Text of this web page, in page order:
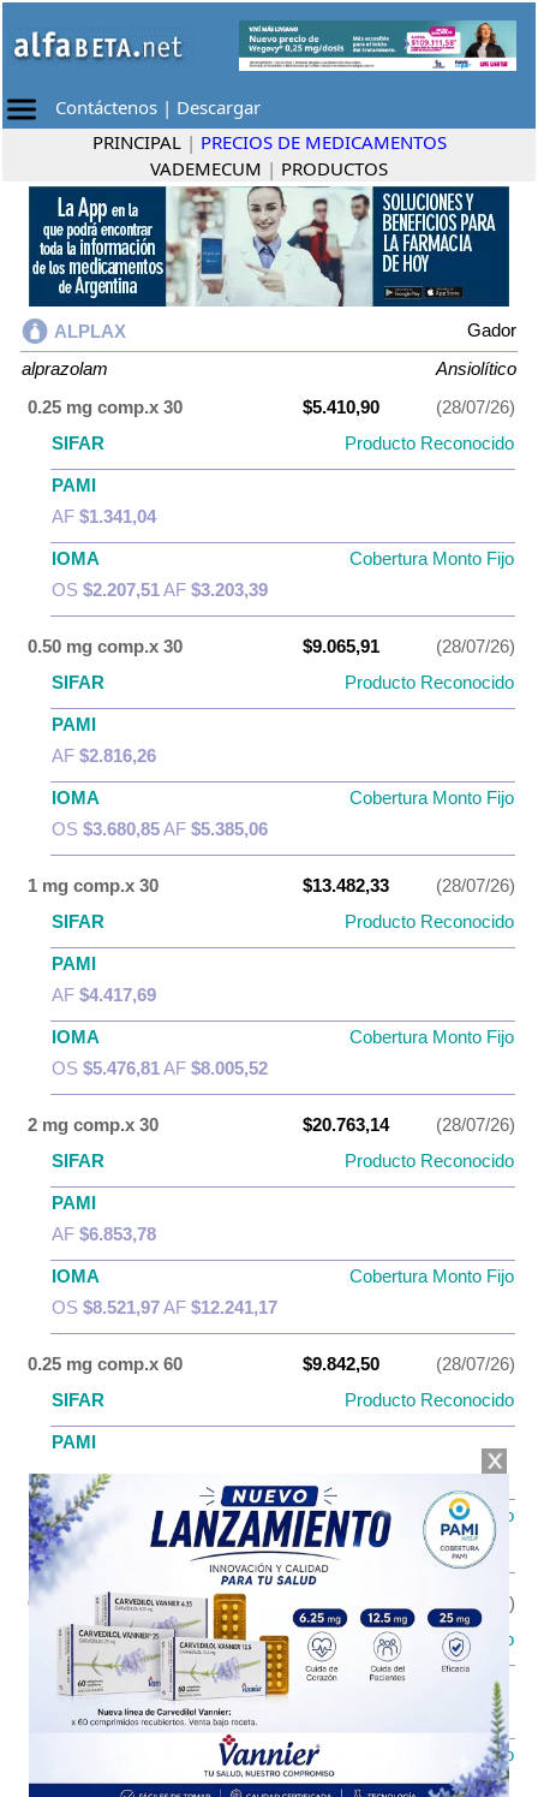
Contáctenos | Descargar
PRINCIPAL | PRECIOS DE MEDICAMENTOS
VADEMECUM | PRODUCTOS
ALPLAX
Gador
alprazolam
Ansiolítico
0.25 mg comp.x 30
$5.410,90
(28/07/26)
SIFAR
Producto Reconocido
PAMI
AF $1.341,04
IOMA
Cobertura Monto Fijo
OS $2.207,51AF $3.203,39
0.50 mg comp.x 30 $9.065,91
(28/07/26)
SIFAR
Producto Reconocido
PAMI
AF $2.816,26
IOMA
Cobertura Monto Fijo
OS $3.680,85AF $5.385,06
1 mg comp.x 30 $13.482,33
(28/07/26)
SIFAR
Producto Reconocido
PAMI
AF $4.417,69
IOMA
Cobertura Monto Fijo
OS $5.476,81AF $8.005,52
2 mg comp.x 30 $20.763,14
(28/07/26)
SIFAR
Producto Reconocido
PAMI
AF $6.853,78
IOMA
Cobertura Monto Fijo
OS $8.521,97AF $12.241,17
0.25 mg comp.x 60 $9.842,50
(28/07/26)
SIFAR
Producto Reconocido
PAMI
AF
$2.707,28
IOMA
Cobertura Monto Fijo
OS
$4.044,37AF$5.798,13
0.50 mg comp.x 60
(28/07/26)
SIFAR
Producto Reconocido
PAMI
$5.109,73
Cobertura Monto Fijo
OS$6.786,51AF$9.790,25